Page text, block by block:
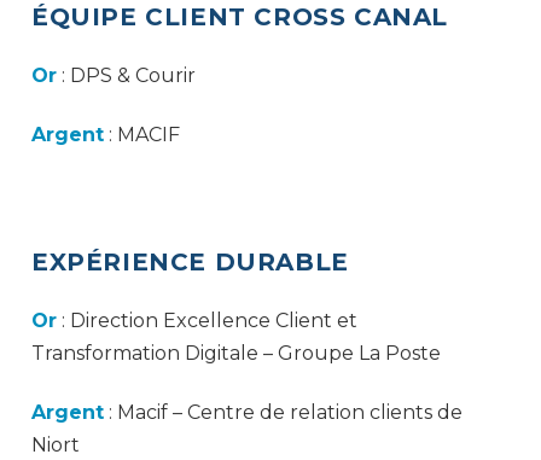
ÉQUIPE CLIENT CROSS CANAL
Or : DPS & Courir
Argent : MACIF
EXPÉRIENCE DURABLE
Or : Direction Excellence Client et
Transformation Digitale – Groupe La Poste
Argent : Macif – Centre de relation clients de
Niort